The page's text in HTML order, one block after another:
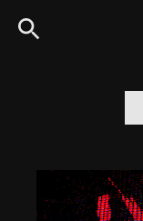
Siirry
suoraan